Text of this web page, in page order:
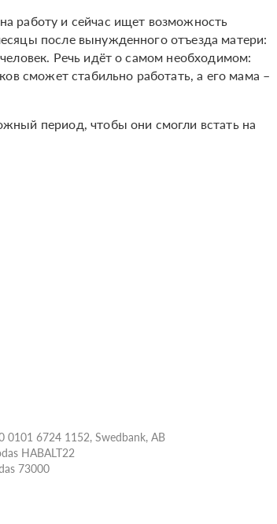
работу и сейчас ищет возможность
после вынужденного отъезда матери:
Речь идёт о самом необходимом:
сможет стабильно работать, а его мама –
период, чтобы они смогли встать на
0101 6724 1152, Swedbank, AB
HABALT22
73000